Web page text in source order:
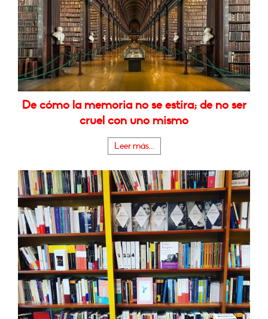
De cómo la memoria no se estira; de no ser
cruel con uno mismo
Leer más...